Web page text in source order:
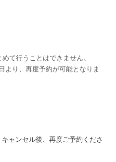
て行うことはできません。
より、再度予約が可能となりま
ャンセル後、再度ご予約くださ